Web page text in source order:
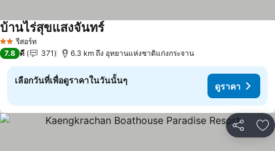
2 ดาวรีสอร์ท
บ้านไร่สุขแสงจันทร์
7.8 ดี 371 6.3 km ถึง อุทยานแห่งชาติแก่งกระจาน
เลือกวันที่เพื่อดูราคาในวันนั้นๆ
ดูราคา
แชร์ เ